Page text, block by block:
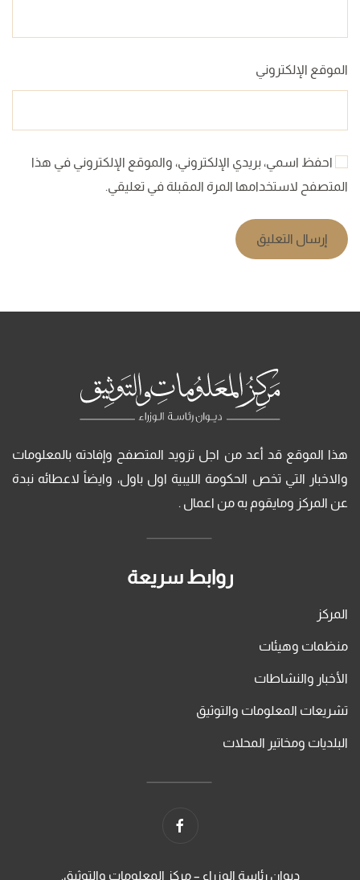
الموقع الإلكتروني
احفظ اسمي، بريدي الإلكتروني، والموقع الإلكتروني في هذا
المتصفح لاستخدامها المرة المقبلة في تعليقي.
إرسال التعليق
هذا الموقع قد أعد من اجل تزويد المتصفح وإفادته بالمعلومات
والاخبار التي تخص الحكومة الليبية اول باول، وايضاً لاعطائه نبدة
عن المركز ومايقوم به من اعمال .
روابط سريعة
المركز
منظمات وهيئات
الأخبار والنشاطات
تشريعات المعلومات والتوثيق
البلديات ومخاتير المحلات
ديوان رئاسة الوزراء – مركز المعلومات والتوثيق.